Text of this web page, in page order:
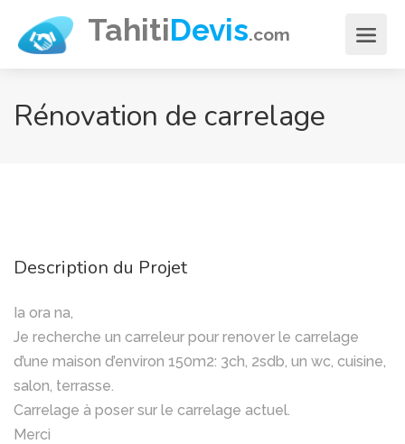
TahitiDevis.com
Rénovation de carrelage
Description du Projet
Ia ora na,
Je recherche un carreleur pour renover le carrelage
d’une maison d’environ 150m2: 3ch, 2sdb, un wc, cuisine,
salon, terrasse.
Carrelage à poser sur le carrelage actuel.
Merci